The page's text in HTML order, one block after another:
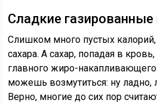
Сладкие газированные
Слишком много пустых
сахара. А сахар, попадая в
главного жиро-
можешь возмутиться: ну ладно,
Верно, многие до сих пор